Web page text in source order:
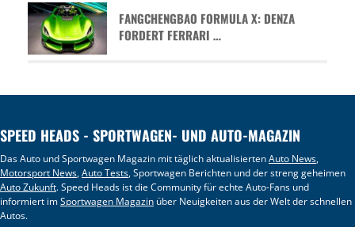
FANGCHENGBAO FORMULA X: DENZA
FORDERT FERRARI …
SPEED HEADS - SPORTWAGEN- UND AUTO-MAGAZIN
Das Auto und Sportwagen Magazin mit täglich aktualisiertenAuto News,
Motorsport News,Auto Tests, Sportwagen Berichten und der streng geheimen
Auto Zukunft. Speed Heads ist die Community für echte Auto-Fans und
informiert imSportwagen Magazin über Neuigkeiten aus der Welt der schnellen
Autos.